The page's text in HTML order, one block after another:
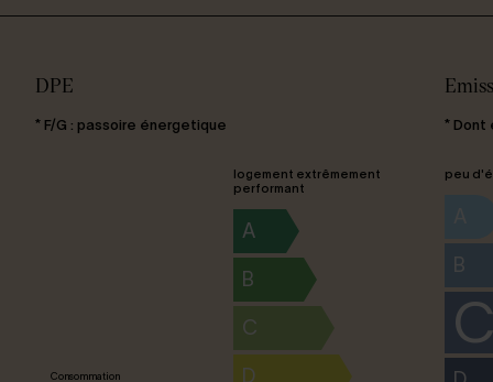
DPE
* F/G : passoire énergetique
logement extrêmement
performant
A
B
C
D
Consommation
* Dont
peu
B